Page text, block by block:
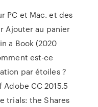
PC et Mac. et des
Ajouter au panier
a Book (2020
est-ce
par étoiles ?
Adobe CC 2015.5
trials: the Shares